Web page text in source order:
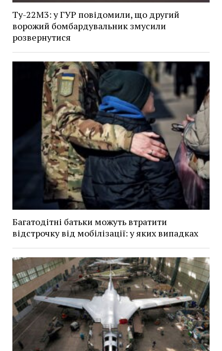
Ту-22М3: у ГУР повідомили, що другий
ворожий бомбардувальник змусили
розвернутися
Багатодітні батьки можуть втратити
відстрочку від мобілізації: у яких випадках